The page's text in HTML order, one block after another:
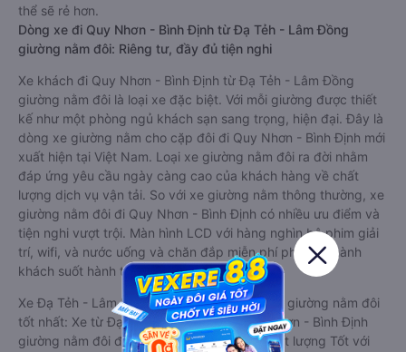
thể sẽ rẻ hơn.
Dòng xe đi Quy Nhơn - Bình Định từ Đạ Tẻh - Lâm Đồng
giường nằm đôi: Riêng tư, đầy đủ tiện nghi
Xe khách đi Quy Nhơn - Bình Định từ Đạ Tẻh - Lâm Đồng
giường nằm đôi là loại xe đặc biệt. Với mỗi giường được thiết
kế như một phòng ngủ khách sạn sang trọng, hiện đại. Đây là
dòng xe giường nằm cho cặp đôi đi Quy Nhơn - Bình Định mới
xuất hiện tại Việt Nam. Loại xe giường nằm đôi ra đời nhằm
đáp ứng yêu cầu ngày càng cao của khách hàng về chất
lượng dịch vụ vận tải. So với xe giường nằm thông thường, xe
giường nằm đôi đi Quy Nhơn - Bình Định có nhiều ưu điểm và
tiện nghi vượt trội. Màn hình LCD với hàng nghìn bộ phim giải
trí, wifi, và nước uống và chăn đắp miễn phí phục vụ hành
khách suốt hành trình.
Xe Đạ Tẻh - Lâm Đồng Quy Nhơn - Bình Định giường nằm đôi
tốt nhất: Xe từ Đạ Tẻh - Lâm Đồng đi Quy Nhơn - Bình Định
giường nằm đôi được đánh giá chung có chất lượng Tốt với